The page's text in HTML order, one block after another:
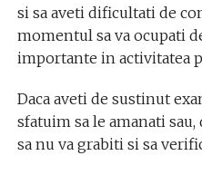
si sa aveti dificultati de
momentul sa va ocupati
importante in activitatea
Daca aveti de sustinut
sfatuim sa le amanati sau,
sa nu va grabiti si sa